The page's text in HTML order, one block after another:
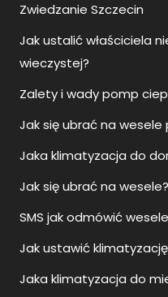
Zwiedzanie Szczecin
Jak ustalić właściciela
wieczystej?
Zalety i wady pomp
Jak się ubrać na wesele
Jaka klimatyzacja do
Jak się ubrać na wesele?
SMS jak odmówić
Jak ustawić
Jaka klimatyzacja do